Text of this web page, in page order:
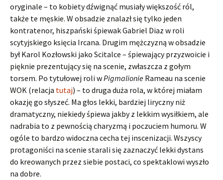
oryginale – to kobiety dźwignąć musiały większość ról,
także te męskie. W obsadzie znalazł się tylko jeden
kontratenor, hiszpański śpiewak Gabriel Diaz w roli
scytyjskiego księcia Ircana. Drugim mężczyzną w obsadzie
był Karol Kozłowski jako Scitalce – śpiewający przyzwoicie i
pięknie prezentujący się na scenie, zwłaszcza z gołym
torsem. Po tytułowej roli wPigmalionie Rameau na scenie
WOK (relacja tutaj) – to druga duża rola, w której miałam
okazję go słyszeć. Ma głos lekki, bardziej liryczny niż
dramatyczny, niekiedy śpiewa jakby z lekkim wysiłkiem, ale
nadrabia to z pewnością charyzmą i poczuciem humoru. W
ogóle to bardzo widoczna cecha tej inscenizacji. Wszyscy
protagoniści na scenie starali się zaznaczyć lekki dystans
do kreowanych przez siebie postaci, co spektaklowi wyszło
na dobre.